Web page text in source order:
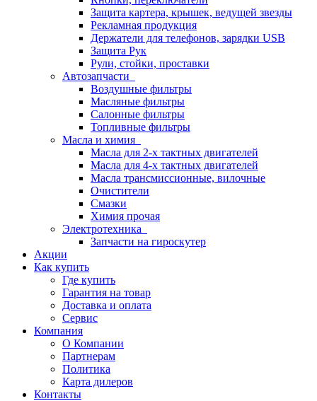
Защита картера, крышек, ведущей звезды
Рекламная продукция
Держатели для телефонов, зарядки USB
Защита Рук
Рули, стойки, проставки
Автозапчасти
Воздушные фильтры
Масляные фильтры
Салонные фильтры
Топливные фильтры
Масла и химия
Масла для 2-х тактных двигателей
Масла для 4-х тактных двигателей
Масла трансмиссионные, вилочные
Очистители
Смазки
Химия прочая
Электротехника
Запчасти на гироскутер
Акции
Как купить
Где купить
Гарантия на товар
Доставка и оплата
Сервис
Компания
О Компании
Партнерам
Политика
Карта дилеров
Контакты